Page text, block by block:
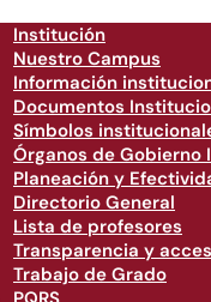
Institución
Nuestro Campus
Información
Documentos
Símbolos
Órganos de Gobierno
Planeación y
Directorio General
Lista de profesores
Transparencia y
Trabajo de Grado